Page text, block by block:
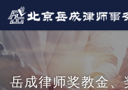
岳成律师奖教金